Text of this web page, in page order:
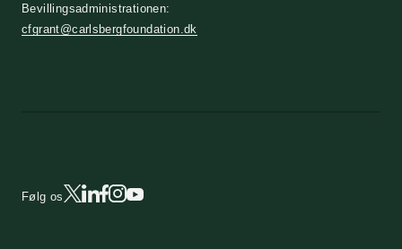
Bevillingsadministrationen:
cfgrant@carlsbergfoundation.dk
Følg os